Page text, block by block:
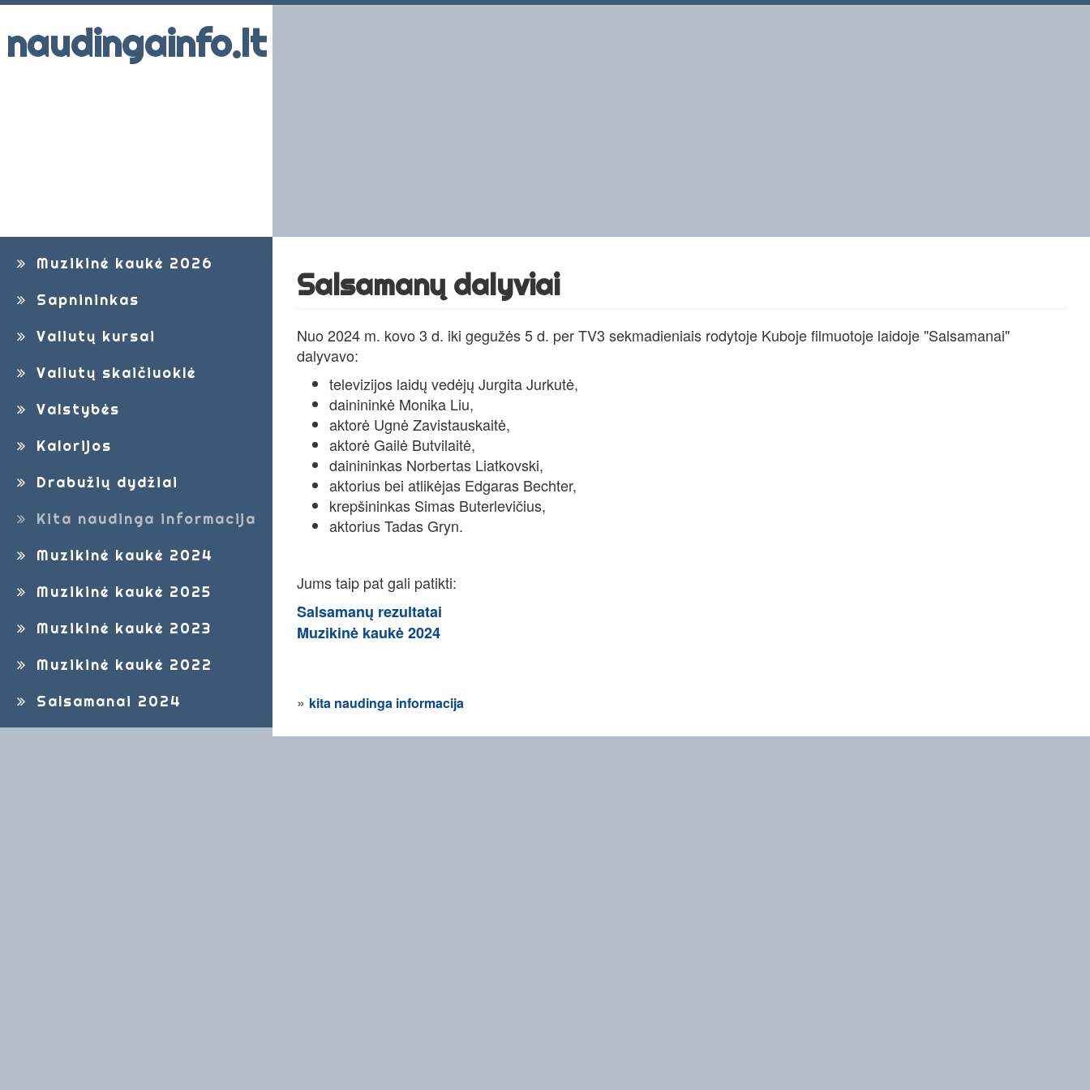
naudingainfo.lt
Muzikinė kaukė 2026
Sapnininkas
Valiutų kursai
Valiutų skaičiuoklė
Valstybės
Kalorijos
Drabužių dydžiai
Kita naudinga informacija
Muzikinė kaukė 2024
Muzikinė kaukė 2025
Muzikinė kaukė 2023
Muzikinė kaukė 2022
Salsamanai 2024
Salsamanų dalyviai
Nuo 2024 m. kovo 3 d. iki gegužės 5 d. per TV3 sekmadieniais rodytoje Kuboje filmuotoje laidoje "Salsamanai"
dalyvavo:
televizijos laidų vedėjų Jurgita Jurkutė,
dainininkė Monika Liu,
aktorė Ugnė Zavistauskaitė,
aktorė Gailė Butvilaitė,
dainininkas Norbertas Liatkovski,
aktorius bei atlikėjas Edgaras Bechter,
krepšininkas Simas Buterlevičius,
aktorius Tadas Gryn.
Jums taip pat gali patikti:
Salsamanų rezultatai
Muzikinė kaukė 2024
» kita naudinga informacija